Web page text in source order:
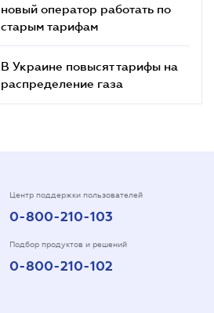
новый оператор работать по
старым тарифам
В Украине повысят тарифы на
распределение газа
Центр поддержки пользователей
0-800-210-103
Подбор продуктов и решений
0-800-210-102